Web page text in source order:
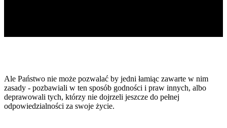
Ale Państwo nie może pozwalać by jedni łamiąc zawarte w nim
zasady - pozbawiali w ten sposób godności i praw innych, albo
deprawowali tych, którzy nie dojrzeli jeszcze do pełnej
odpowiedzialności za swoje życie.